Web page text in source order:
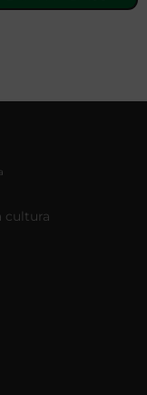
cultura